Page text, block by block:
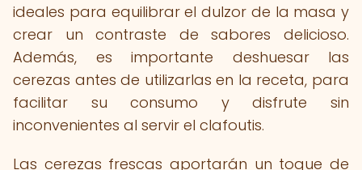
ideales para equilibrar el dulzor de la masa y
crear un contraste de sabores delicioso.
Además, es importante deshuesar las
cerezas antes de utilizarlas en la receta, para
facilitar su consumo y disfrute sin
inconvenientes al servir el clafoutis.
Las cerezas frescas aportarán un toque de